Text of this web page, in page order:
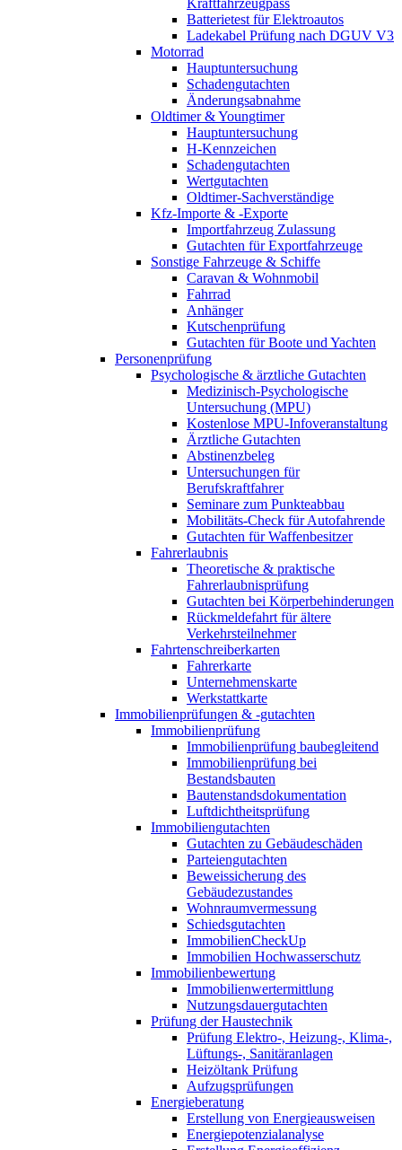
Batterietest für Elektroautos
Ladekabel Prüfung nach DGUV V3
Motorrad
Hauptuntersuchung
Schadengutachten
Änderungsabnahme
Oldtimer & Youngtimer
Hauptuntersuchung
H-Kennzeichen
Schadengutachten
Wertgutachten
Oldtimer-Sachverständige
Kfz-Importe & -Exporte
Importfahrzeug Zulassung
Gutachten für Exportfahrzeuge
Sonstige Fahrzeuge & Schiffe
Caravan & Wohnmobil
Fahrrad
Anhänger
Kutschenprüfung
Gutachten für Boote und Yachten
Personenprüfung
Psychologische & ärztliche Gutachten
Medizinisch-Psychologische
Untersuchung (MPU)
Kostenlose MPU-Infoveranstaltung
Ärztliche Gutachten
Abstinenzbeleg
Untersuchungen für
Berufskraftfahrer
Seminare zum Punkteabbau
Mobilitäts-Check für Autofahrende
Gutachten für Waffenbesitzer
Fahrerlaubnis
Theoretische & praktische
Fahrerlaubnisprüfung
Gutachten bei Körperbehinderungen
Rückmeldefahrt für ältere
Verkehrsteilnehmer
Fahrtenschreiberkarten
Fahrerkarte
Unternehmenskarte
Werkstattkarte
Immobilienprüfungen & -gutachten
Immobilienprüfung
Immobilienprüfung baubegleitend
Immobilienprüfung bei
Bestandsbauten
Bautenstandsdokumentation
Luftdichtheitsprüfung
Immobiliengutachten
Gutachten zu Gebäudeschäden
Parteiengutachten
Beweissicherung des
Gebäudezustandes
Wohnraumvermessung
Schiedsgutachten
ImmobilienCheckUp
Immobilien Hochwasserschutz
Immobilienbewertung
Immobilienwertermittlung
Nutzungsdauergutachten
Prüfung der Haustechnik
Prüfung Elektro-, Heizung-, Klima-,
Lüftungs-, Sanitäranlagen
Heizöltank Prüfung
Aufzugsprüfungen
Energieberatung
Erstellung von Energieausweisen
Energiepotenzialanalyse